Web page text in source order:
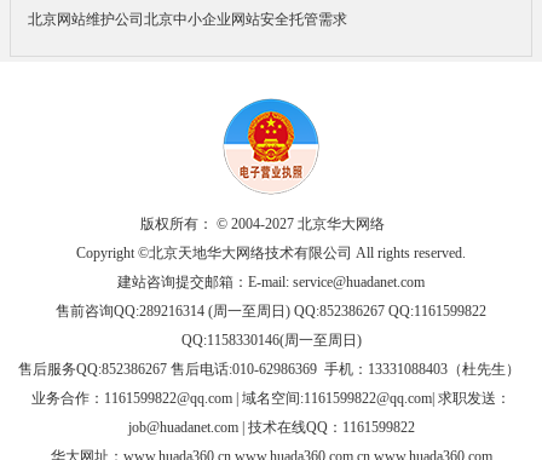
北京网站维护公司北京中小企业网站安全托管需求
版权所有： © 2004-2027 北京华大网络
Copyright ©北京天地华大网络技术有限公司 All rights reserved.
建站咨询提交邮箱：E-mail: service@huadanet.com
售前咨询QQ:289216314 (周一至周日) QQ:852386267 QQ:1161599822
QQ:1158330146(周一至周日)
售后服务QQ:852386267 售后电话:010-62986369 手机：13331088403（杜先生）
业务合作： 1161599822@qq.com | 域名空间:1161599822@qq.com| 求职发送：
job@huadanet.com| 技术在线QQ：1161599822
华大网址： www.huada360.cn www.huada360.com.cn www.huada360.com